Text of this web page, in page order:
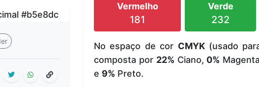
Vermelho
181
Verde
232
No espaço de cor CMYK(usado
composta por 22% Ciano, 0%
e 9% Preto.